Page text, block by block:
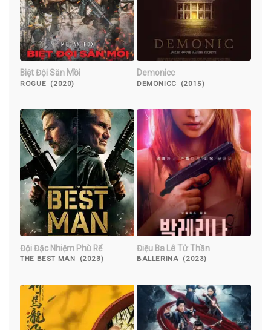
Biệt Đội Săn Mồi
ROGUE (2020)
Demonicc
DEMONICC (2015)
Đội Đặc Nhiệm Phù Rể
THE BEST MAN (2023)
Điệu Ba Lê Tử Thần
BALLERINA (2023)